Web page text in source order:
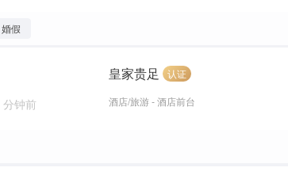
婚假
分钟前
皇家贵足 认证
酒店/旅游 - 酒店前台